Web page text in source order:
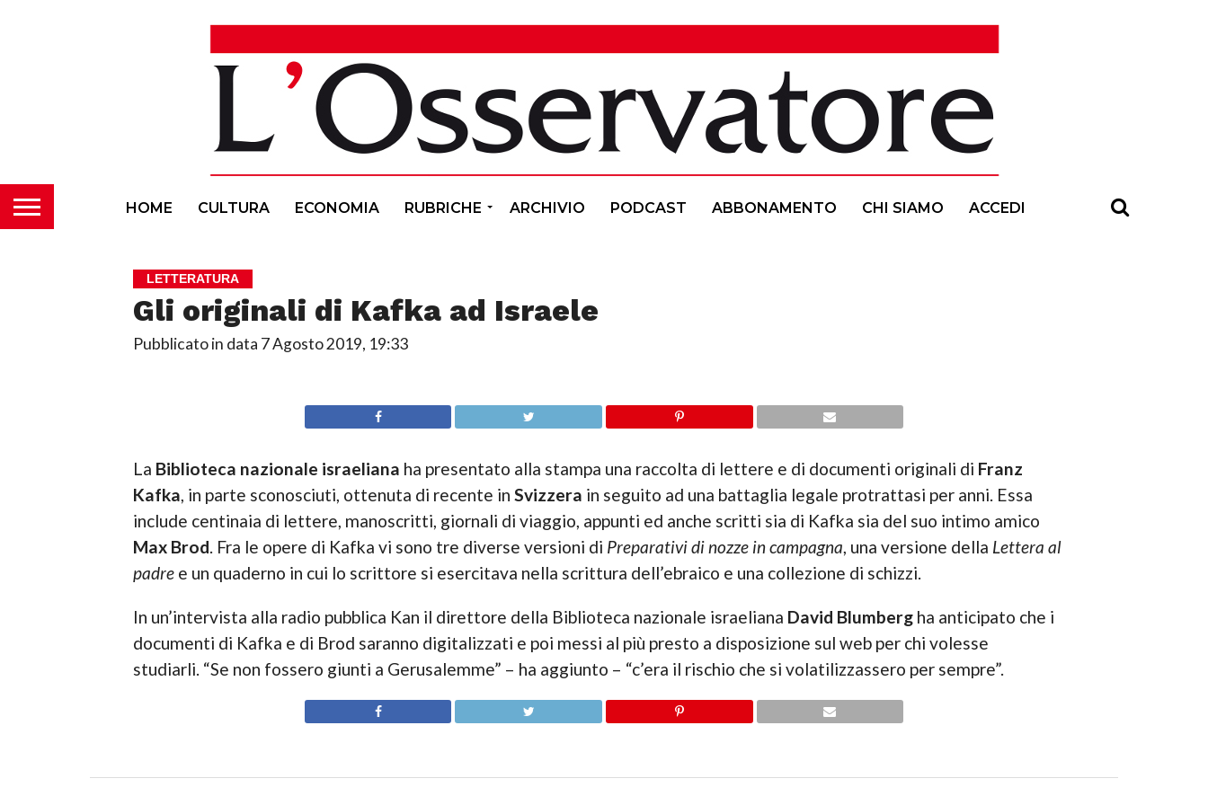
HOME CULTURA ECONOMIA RUBRICHE ARCHIVIO PODCAST ABBONAMENTO CHI SIAMO ACCEDI
LETTERATURA
Gli originali di Kafka ad Israele
Pubblicato in data 7 Agosto 2019, 19:33
La Biblioteca nazionale israeliana ha presentato alla stampa una raccolta di lettere e di documenti originali di Franz
Kafka, in parte sconosciuti, ottenuta di recente in Svizzera in seguito ad una battaglia legale protrattasi per anni. Essa
include centinaia di lettere, manoscritti, giornali di viaggio, appunti ed anche scritti sia di Kafka sia del suo intimo amico
Max Brod. Fra le opere di Kafka vi sono tre diverse versioni di Preparativi di nozze in campagna, una versione della Lettera al
padree un quaderno in cui lo scrittore si esercitava nella scrittura dell’ebraico e una collezione di schizzi.
In un’intervista alla radio pubblica Kan il direttore della Biblioteca nazionale israeliana David Blumbergha anticipato che i
documenti di Kafka e di Brod saranno digitalizzati e poi messi al più presto a disposizione sul web per chi volesse
studiarli. “Se non fossero giunti a Gerusalemme” – ha aggiunto – “c’era il rischio che si volatilizzassero per sempre”.